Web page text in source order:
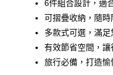
Apple Pay
街口支付
全盈+PAY
6件組合設計，適
可摺疊收納，隨時
多款式可選，滿足
有效節省空間，讓
旅行必備，打造愉